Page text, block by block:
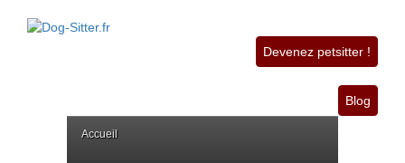
Devenez petsitter !
Blog
Accueil